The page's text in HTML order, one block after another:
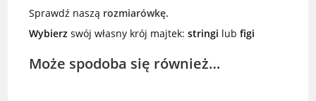
Sprawdź naszą rozmiarówkę.
Wybierz swój własny krój majtek:stringi lubfigi
Może spodoba się również…